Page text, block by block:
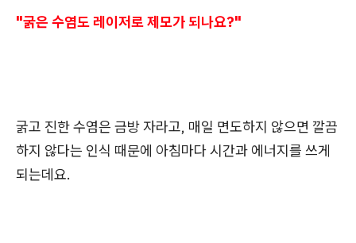
"굵은 수염도 레이저로 제모가 되나요?"
굵고 진한 수염은 금방 자라고, 매일 면도하지 않으면 깔끔
하지 않다는 인식 때문에 아침마다 시간과 에너지를 쓰게
되는데요.